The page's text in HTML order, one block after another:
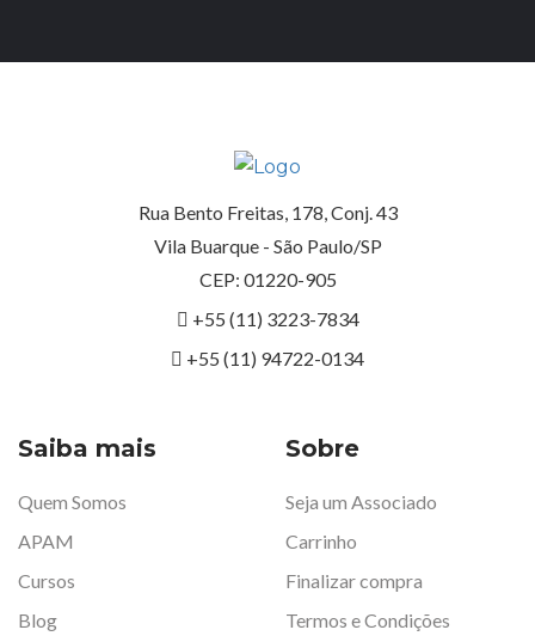
Rua Bento Freitas, 178, Conj. 43
Vila Buarque - São Paulo/SP
CEP: 01220-905
+55 (11) 3223-7834
+55 (11) 94722-0134
Saiba mais
Quem Somos
APAM
Cursos
Blog
Sobre
Seja um Associado
Carrinho
Finalizar compra
Termos e Condições